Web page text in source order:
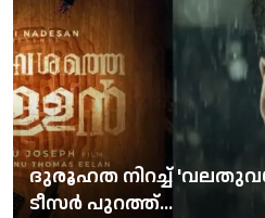
ദുരൂഹത നിറച്ച്
ടീസര്‍ പുറത്ത്...